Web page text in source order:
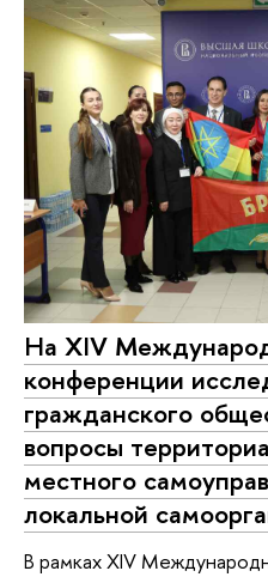
На XIV
конференции
гражданского
вопросы
местного
локальной
В рамках XIV